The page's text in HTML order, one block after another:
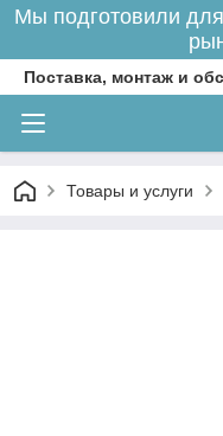
Мы подготовили
Поставка, монтаж и
Товары и услуги